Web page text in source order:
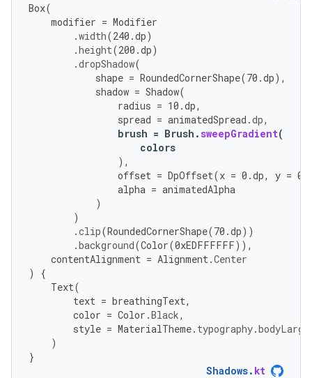
Box(
modifier = Modifier
.width(240.dp)
.height(200.dp)
.dropShadow(
shape = RoundedCornerShape(70.dp),
shadow = Shadow(
radius = 10.dp,
spread = animatedSpread .dp,
brush = Brush .sweepGradient(
colors
),
offset = DpOffset(x = 0.dp, y = 0.
alpha = animatedAlpha
)
)
.clip(RoundedCornerShape(70.dp))
.background(Color(0xEDFFFFFF)),
contentAlignment = Alignment .Center
)
{
Text(
text = breathingText,
color = Color .Black,
style = MaterialTheme. typography.bodyLarge
)
}
Shadows. kt